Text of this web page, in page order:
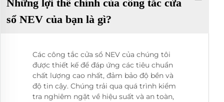
Những lợi thế chính của công tắc cửa
sổ NEV của bạn là gì?
Các công tắc cửa sổ NEV của chúng tôi
được thiết kế để đáp ứng các tiêu chuẩn
chất lượng cao nhất, đảm bảo độ bền và
độ tin cậy. Chúng trải qua quá trình kiểm
tra nghiêm ngặt về hiệu suất và an toàn,